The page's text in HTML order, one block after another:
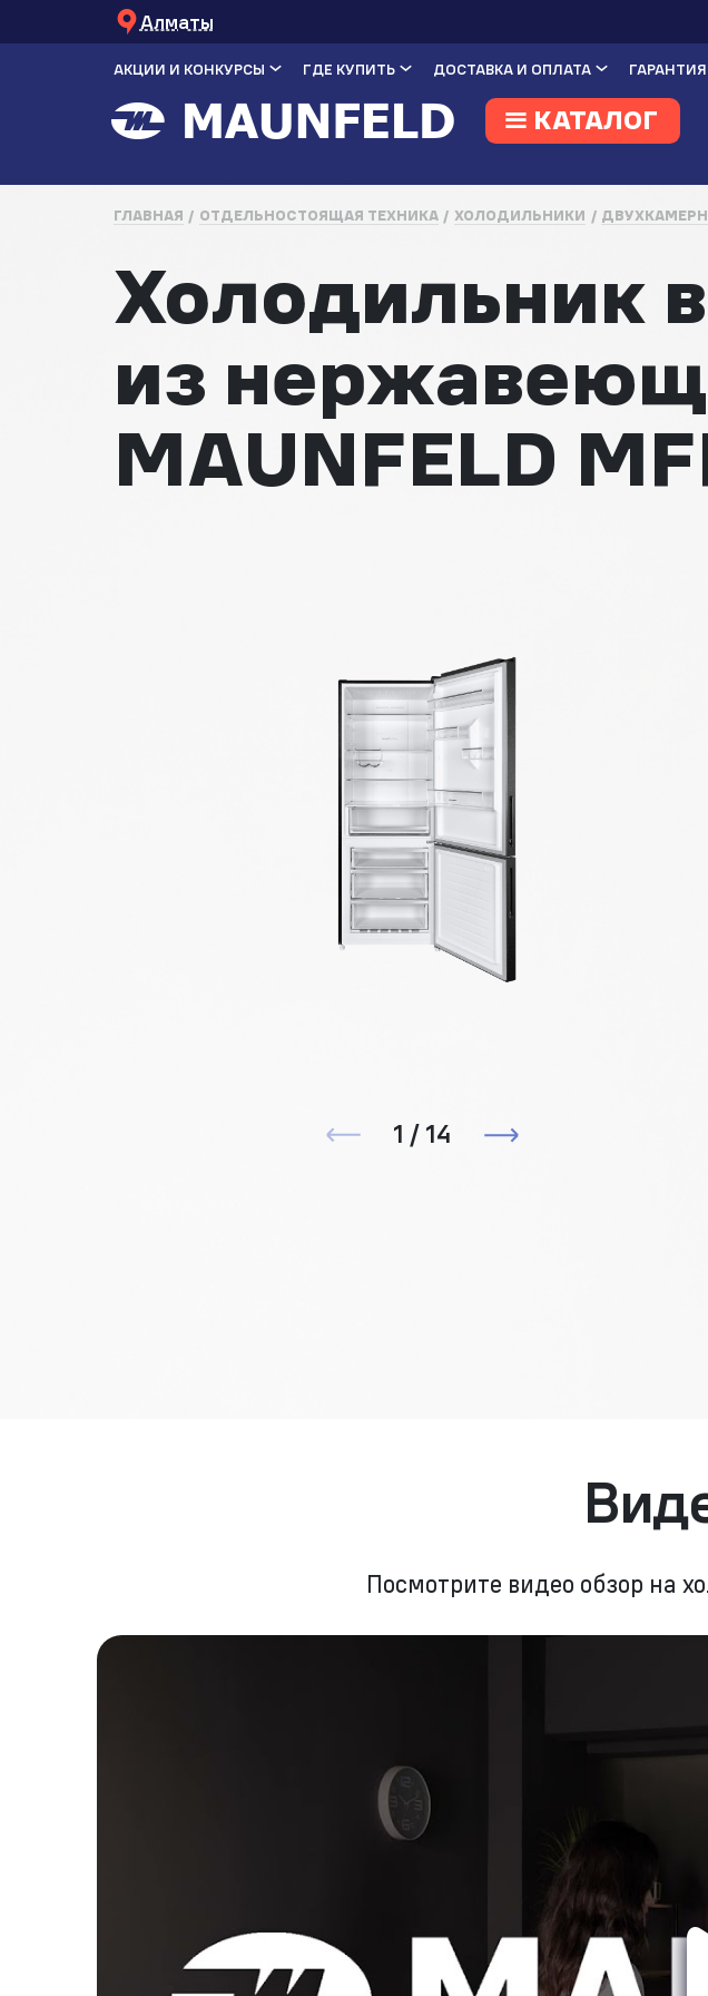
Алматы
АКЦИИ И КОНКУРСЫ ГДЕ КУПИТЬ ДОСТАВКА И ОПЛАТА
КАТАЛОГ
ГЛАВНАЯ ОТДЕЛЬНОСТОЯЩАЯ ТЕХНИКА ХОЛОДИЛЬНИКИ
Холодильник
из
MAUNFELD
1 / 14
Посмотрите видео обзор на